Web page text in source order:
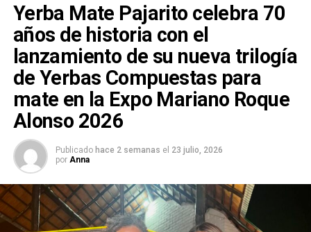
Yerba Mate Pajarito celebra 70
años de historia con el
lanzamiento de su nueva trilogía
de Yerbas Compuestas para
mate en la Expo Mariano Roque
Alonso 2026
Publicado hace 2 semanas el 23 julio, 2026
por Anna